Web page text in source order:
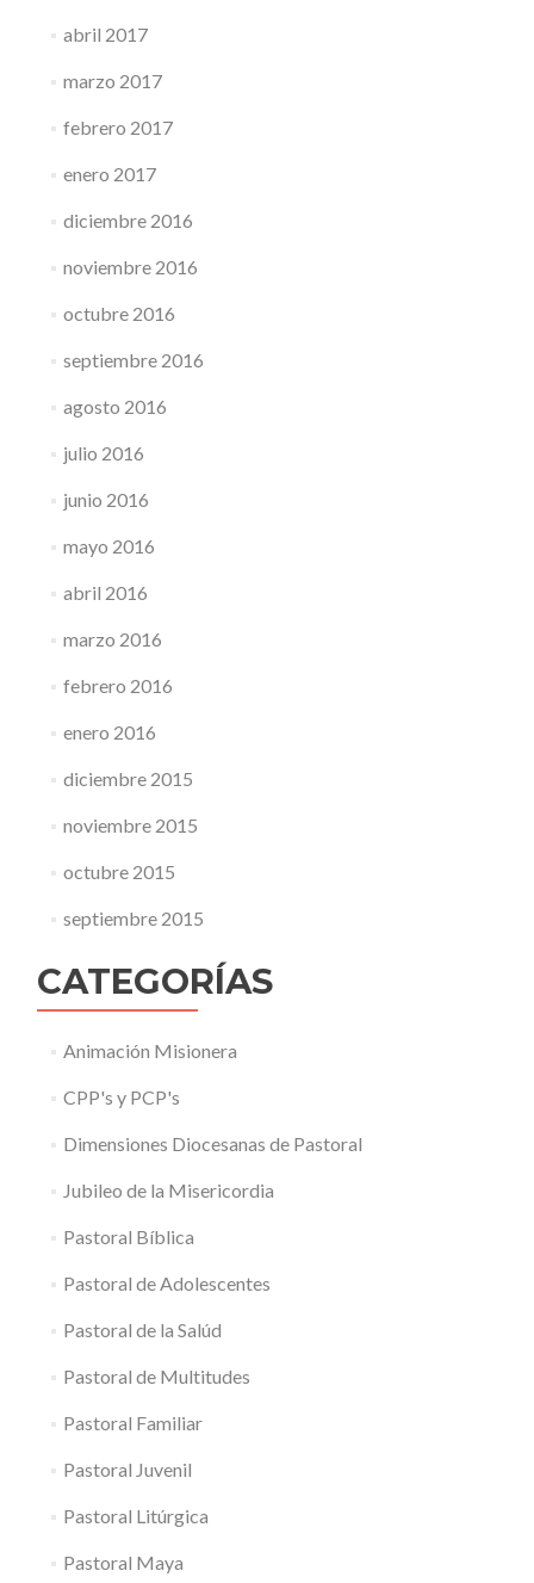
abril 2017
marzo 2017
febrero 2017
enero 2017
diciembre 2016
noviembre 2016
octubre 2016
septiembre 2016
agosto 2016
julio 2016
junio 2016
mayo 2016
abril 2016
marzo 2016
febrero 2016
enero 2016
diciembre 2015
noviembre 2015
octubre 2015
septiembre 2015
CATEGORÍAS
Animación Misionera
CPP's y PCP's
Dimensiones Diocesanas de Pastoral
Jubileo de la Misericordia
Pastoral Bíblica
Pastoral de Adolescentes
Pastoral de la Salúd
Pastoral de Multitudes
Pastoral Familiar
Pastoral Juvenil
Pastoral Litúrgica
Pastoral Maya